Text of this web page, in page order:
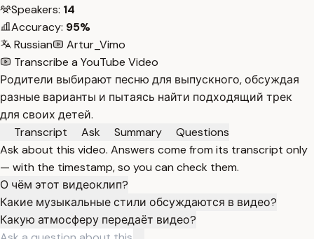
Speakers: 14
Accuracy: 95%
Russian
Artur_Vimo
Transcribe a YouTube Video
Родители выбирают песню для выпускного, обсуждая
разные варианты и пытаясь найти подходящий трек
для своих детей.
Transcript
Ask Summary
Questions
Ask about this video. Answers come from its transcript only
— with the timestamp, so you can check them.
О чём этот видеоклип?
Какие музыкальные стили обсуждаются в видео?
Какую атмосферу передаёт видео?